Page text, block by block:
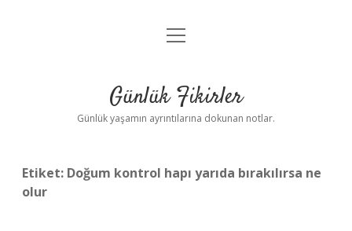
Anasayfa
Yasal Uyarı
menüyü
Günlük Fikirler
Günlük yaşamın ayrıntılarına dokunan notlar.
Etiket: Doğum kontrol hapı yarıda bırakılırsa ne
olur